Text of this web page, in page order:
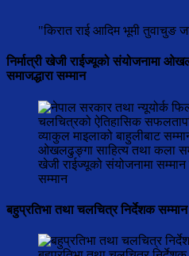
"किरात राई आदिम भूमी तुवाचुङ
निर्मात्री खेजी राईज्यूको संयोजनामा
समाजद्धारा सम्मान
ओखलढुङ्गा साहित्य तथा कला
खेजी राईज्यूको संयोजनामा सम्मान
सम्मान
बहुप्रतिभा तथा चलचित्र निर्देशक सम्मान